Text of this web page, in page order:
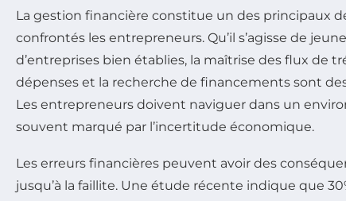
La gestion financière constitue un des principaux
confrontés les entrepreneurs. Qu’il s’agisse de
d’entreprises bien établies, la maîtrise des flux de
dépenses et la recherche de financements sont
Les entrepreneurs doivent naviguer dans un
souvent marqué par l’incertitude économique.
Les erreurs financières peuvent avoir des
jusqu’à la faillite. Une étude récente indique que